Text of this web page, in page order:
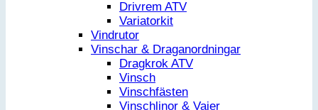
Drivrem ATV
Variatorkit
Vindrutor
Vinschar & Draganordningar
Dragkrok ATV
Vinsch
Vinschfästen
Vinschlinor & Vajer